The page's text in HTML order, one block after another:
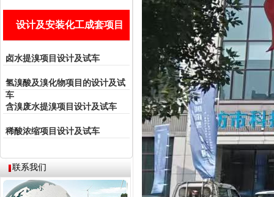
设计及安装化工成套项目
卤水提溴项目设计及试车
氢溴酸及溴化物项目的设计及试
车
含溴废水提溴项目设计及试车
稀酸浓缩项目设计及试车
联系我们